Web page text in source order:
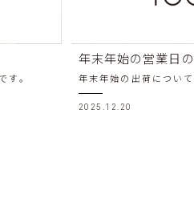
す。
年末年始の営業日
年末年始の出荷につい
2025.12.20